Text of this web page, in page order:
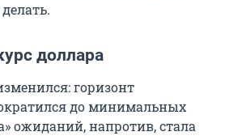
доллара
горизонт
до минимальных
ожиданий, напротив, стала